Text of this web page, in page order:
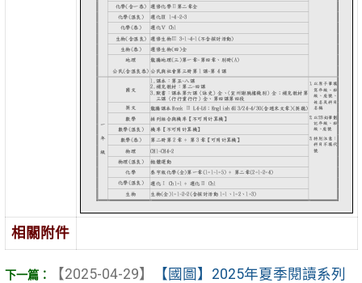
相關附件
【2025-04-29】
【國圖】2025年夏季閱讀系列